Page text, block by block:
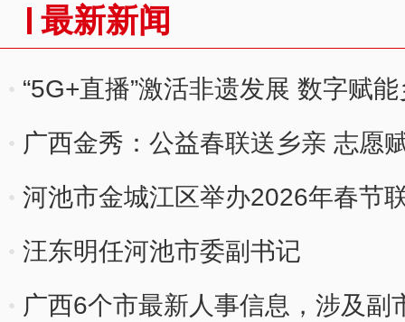
最新新闻
“5G+直播”激活非遗发展 数字赋
广西金秀：公益春联送乡亲 志愿
河池市金城江区举办2026年春节
汪东明任河池市委副书记
广西6个市最新人事信息，涉及副